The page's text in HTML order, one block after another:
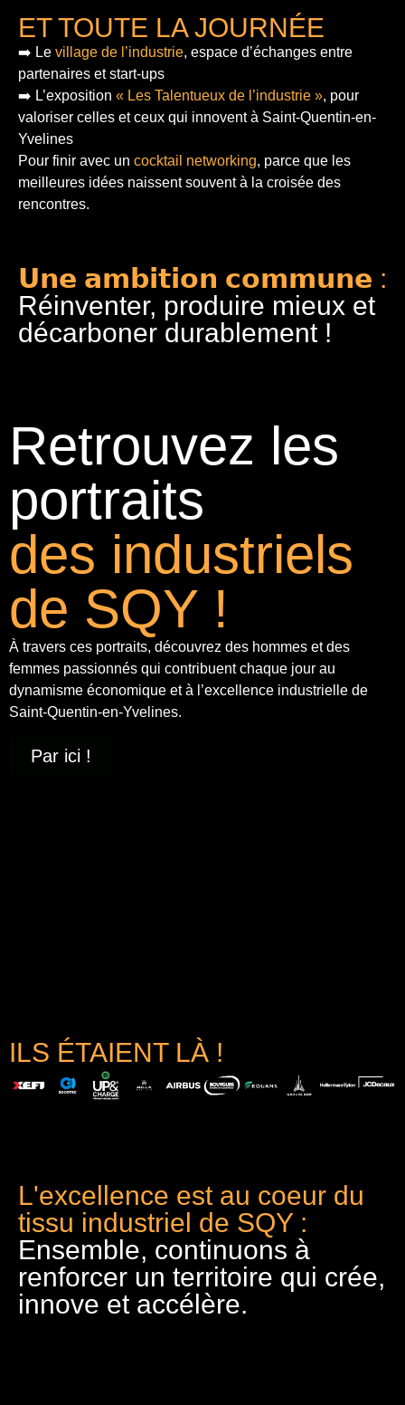
ET TOUTE LA JOURNÉE
➡️ Le village de l’industrie, espace d’échanges entre
partenaires et start-ups
➡️ L’exposition « Les Talentueux de l’industrie », pour
valoriser celles et ceux qui innovent à Saint-Quentin-en-
Yvelines
Pour finir avec un cocktail networking, parce que les
meilleures idées naissent souvent à la croisée des
rencontres.
𝗨𝗻𝗲 𝗮𝗺𝗯𝗶𝘁𝗶𝗼𝗻 𝗰𝗼𝗺𝗺𝘂𝗻𝗲 :
Réinventer, produire mieux et
décarboner durablement !
Retrouvez les
portraits
des industriels
de SQY !
À travers ces portraits, découvrez des hommes et des
femmes passionnés qui contribuent chaque jour au
dynamisme économique et à l’excellence industrielle de
Saint-Quentin-en-Yvelines.
Par ici !
ILS ÉTAIENT LÀ !
L'excellence est au coeur du
tissu industriel de SQY :
Ensemble, continuons à
renforcer un territoire qui crée,
innove et accélère.